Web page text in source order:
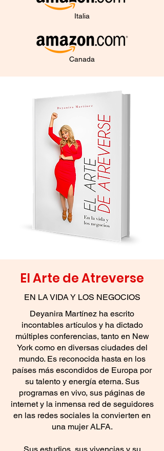
Italia
Canada
El Arte de Atreverse
EN LA VIDA Y LOS NEGOCIOS
Deyanira Martínez ha escrito
incontables artículos y ha dictado
múltiples conferencias, tanto en New
York como en diversas ciudades del
mundo. Es reconocida hasta en los
países más escondidos de Europa por
su talento y energía eterna. Sus
programas en vivo, sus páginas de
internet y la inmensa red de seguidores
en las redes sociales la convierten en
una mujer ALFA.